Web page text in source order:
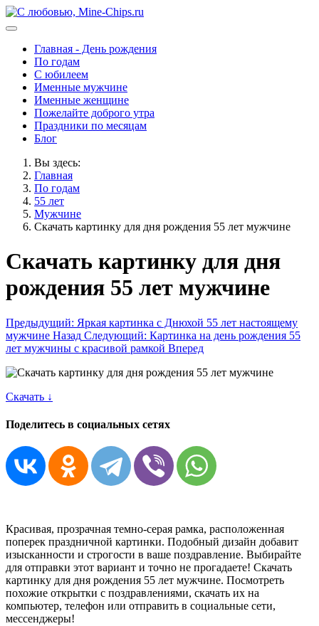
Главная - День рождения
По годам
С юбилеем
Именные мужчине
Именные женщине
Пожелайте доброго утра
Праздники по месяцам
Блог
Вы здесь:
Главная
По годам
55 лет
Мужчине
Скачать картинку для дня рождения 55 лет мужчине
Скачать картинку для дня
рождения 55 лет мужчине
Предыдущий: Яркая картинка с Днюхой 55 лет настоящему
мужчине Назад Следующий: Картинка на день рождения 55
лет мужчины с красивой рамкой Вперед
Скачать ↓
Поделитесь в социальных сетях
Красивая, прозрачная темно-серая рамка, расположенная
поперек праздничной картинки. Подобный дизайн добавит
изысканности и строгости в ваше поздравление. Выбирайте
для отправки этот вариант и точно не прогадаете! Скачать
картинку для дня рождения 55 лет мужчине. Посмотреть
похожие открытки с поздравлениями, скачать их на
компьютер, телефон или отправить в социальные сети,
мессенджеры!